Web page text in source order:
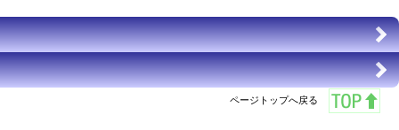
ページトップへ戻る